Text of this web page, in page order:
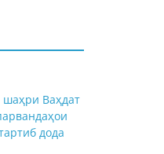
Ваҳдат
дода